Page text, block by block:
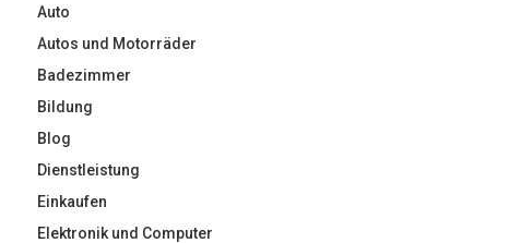
Auto
Autos und Motorräder
Badezimmer
Bildung
Blog
Dienstleistung
Einkaufen
Elektronik und Computer